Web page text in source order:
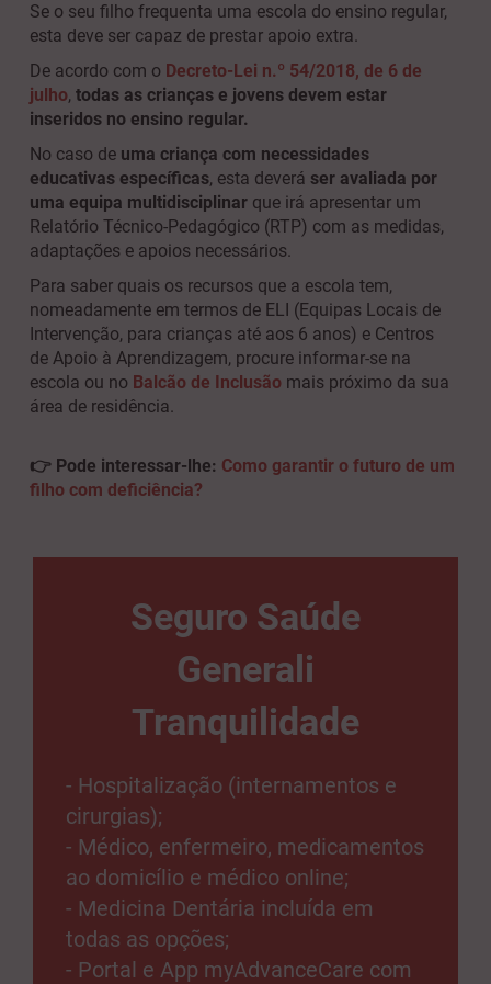
Se o seu filho frequenta uma escola do ensino regular,
esta deve ser capaz de prestar apoio extra.
De acordo com o Decreto-Lei n.º 54/2018, de 6 de
julho, todas as crianças e jovens devem estar
inseridos no ensino regular.
No caso de uma criança com necessidades
educativas específicas, esta deverá ser avaliada por
uma equipa multidisciplinar que irá apresentar um
Relatório Técnico-Pedagógico (RTP) com as medidas,
adaptações e apoios necessários.
Para saber quais os recursos que a escola tem,
nomeadamente em termos de ELI (Equipas Locais de
Intervenção, para crianças até aos 6 anos) e Centros
de Apoio à Aprendizagem, procure informar-se na
escola ou no Balcão de Inclusão mais próximo da sua
área de residência.
👉 Pode interessar-lhe: Como garantir o futuro de um
filho com deficiência?
Seguro Saúde
Generali
Tranquilidade
- Hospitalização (internamentos e
cirurgias);
- Médico, enfermeiro, medicamentos
ao domicílio e médico online;
- Medicina Dentária incluída em
todas as opções;
- Portal e App myAdvanceCare com